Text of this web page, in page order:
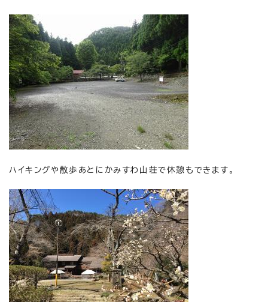
ハイキングや散歩あとにかみすわ山荘で休憩もできます。